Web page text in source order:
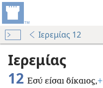
Ιερεμίας 12
Ιερεμίας
12 Εσύ είσαι δίκαιος,+